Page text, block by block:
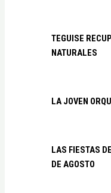
TEGUISE
NATURALES
LA JOVEN
LAS FIESTAS
DE AGOSTO